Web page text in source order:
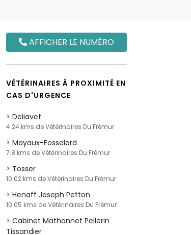
AFFICHER LE NUMÉRO
VÉTÉRINAIRES À PROXIMITÉ EN
CAS D'URGENCE
Deliavet
4.24 kms de Vétérinaires Du Frémur
Mayaux-Fosselard
7.8 kms de Vétérinaires Du Frémur
Tosser
10.02 kms de Vétérinaires Du Frémur
Henaff Joseph Petton
10.05 kms de Vétérinaires Du Frémur
Cabinet Mathonnet Pellerin
Tissandier